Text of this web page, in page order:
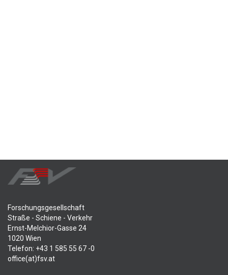
Forschungsgesellschaft
Straße - Schiene - Verkehr
Ernst-Melchior-Gasse 24
1020 Wien
Telefon: +43 1 585 55 67 -0
office(at)fsv.at